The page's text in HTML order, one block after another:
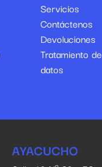
Servicios
Contáctenos
Devoluciones
Tratamiento de
datos
AYACUCHO